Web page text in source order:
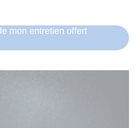
mon entretien offert